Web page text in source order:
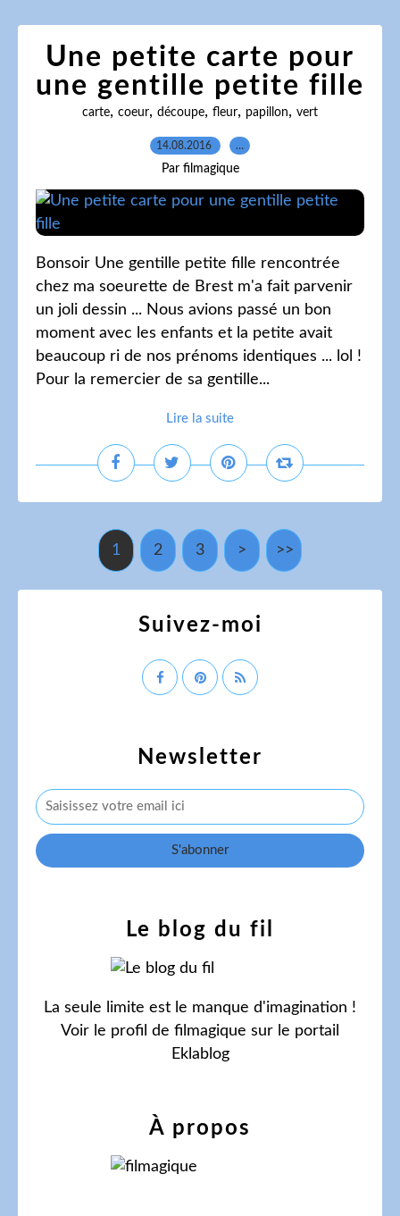
Une petite carte pour
une gentille petite fille
carte, coeur, découpe, fleur, papillon, vert
14.08.2016 …
Par filmagique
Bonsoir Une gentille petite fille rencontrée
chez ma soeurette de Brest m'a fait parvenir
un joli dessin ... Nous avions passé un bon
moment avec les enfants et la petite avait
beaucoup ri de nos prénoms identiques ... lol !
Pour la remercier de sa gentille...
Lire la suite
1 2 3 > >>
Newsletter
Le blog du fil
La seule limite est le manque d'imagination !
Voir le profil de filmagique sur le portail
Eklablog
Suivez-moi
À propos